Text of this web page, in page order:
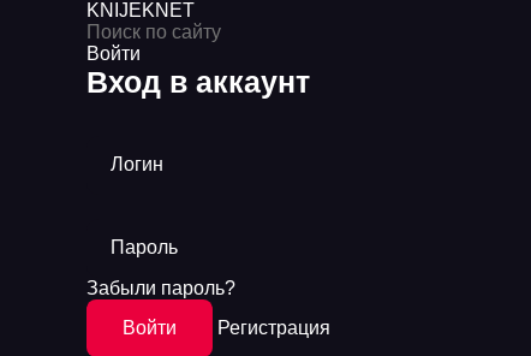
KNIJEKNET
Войти
Вход в аккаунт
Логин
Пароль
Забыли пароль?
Войти
Регистрация